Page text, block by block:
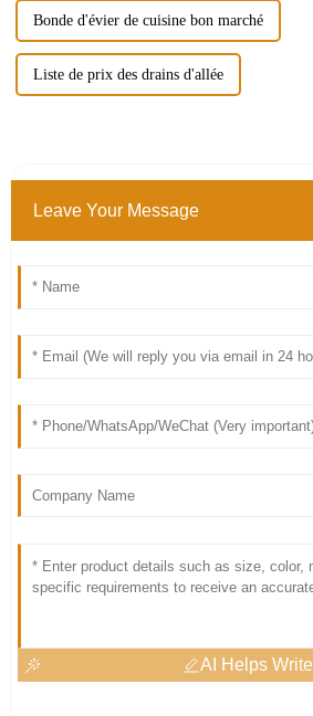
Bonde d'évier de cuisine bon marché
Liste de prix des drains d'allée
Leave Your Message
AI Helps Write